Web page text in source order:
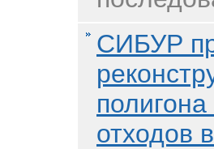
СИБУР
отходов